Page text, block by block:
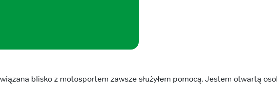
blisko z motosportem zawsze służyłem pomocą. Jestem otwartą